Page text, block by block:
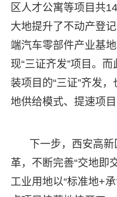
区人才公寓等项目共
大地提升了不动产登
端汽车零部件产业基
现“三证齐发”项目。
装项目的“三证”齐发
地供给模式、提速项
下一步，西安高新
革，不断完善“交地即
工业用地以“标准地+